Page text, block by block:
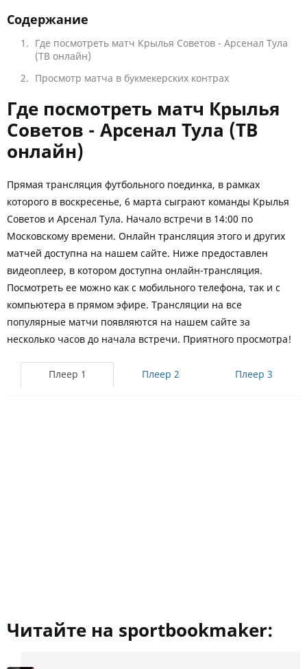
Где посмотреть матч Крылья
Советов - Арсенал Тула (ТВ
онлайн)
Прямая трансляция футбольного поединка, в рамках
которого в воскресенье, 6 марта сыграют команды Крылья
Советов и Арсенал Тула. Начало встречи в 14:00 по
Московскому времени. Онлайн трансляция этого и других
матчей доступна на нашем сайте. Ниже предоставлен
видеоплеер, в котором доступна онлайн-трансляция.
Посмотреть ее можно как с мобильного телефона, так и с
компьютера в прямом эфире. Трансляции на все
популярные матчи появляются на нашем сайте за
несколько часов до начала встречи. Приятного просмотра!
Плеер 1 Плеер 2 Плеер 3
Читайте на sportbookmaker:
Содержание
Где посмотреть матч Крылья Советов - Арсенал Тула
(ТВ онлайн)
Просмотр матча в букмекерских контрах